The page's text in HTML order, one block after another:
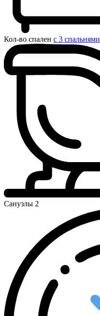
Кол-во спален с 3 спальнями
Санузлы 2